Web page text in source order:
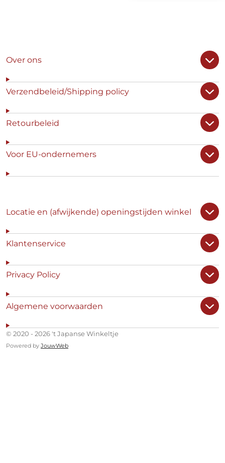
Over ons
Verzendbeleid/Shipping policy
Retourbeleid
Voor EU-ondernemers
Locatie en (afwijkende) openingstijden winkel
Klantenservice
Privacy Policy
Algemene voorwaarden
© 2020 - 2026 't Japanse Winkeltje
Powered by JouwWeb